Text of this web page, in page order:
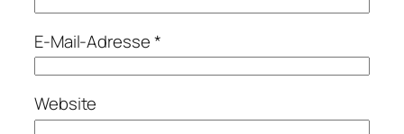
E-Mail-Adresse*
Website